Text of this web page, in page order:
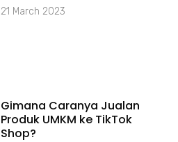
21 March 2023
Gimana Caranya Jualan
Produk UMKM ke TikTok
Shop?